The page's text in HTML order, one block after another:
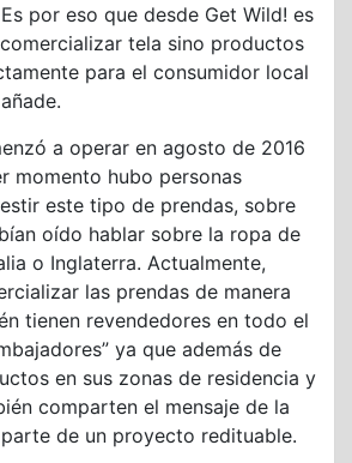
por eso que desde Get Wild! es
tela sino productos
para el consumidor local
a operar en agosto de 2016
momento hubo personas
este tipo de prendas, sobre
oído hablar sobre la ropa de
o Inglaterra. Actualmente,
las prendas de manera
tienen revendedores en todo el
ya que además de
en sus zonas de residencia y
comparten el mensaje de la
de un proyecto redituable.